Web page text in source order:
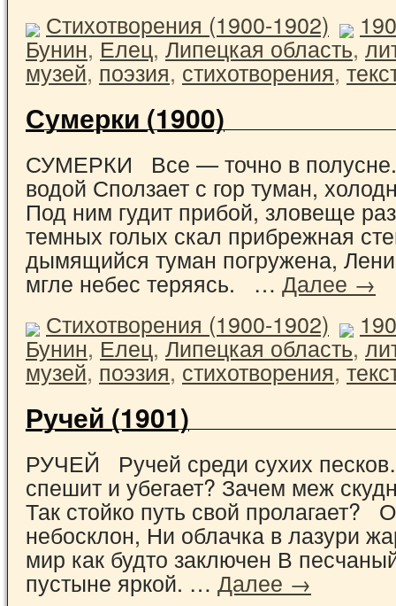
Стихотворения (1900-1902)
Бунин,Елец,Липецкая область,
музей, поэзия,стихотворения,
Сумерки (1900)
СУМЕРКИ Все — точно в
водой Сползает с гор туман,
Под ним гудит прибой, зловеще
темных голых скал прибрежная
дымящийся туман погружена,
мгле небес теряясь. … Далее →
Стихотворения (1900-1902)
Бунин,Елец,Липецкая область,
музей, поэзия,стихотворения,
Ручей (1901)
РУЧЕЙ Ручей среди сухих
спешит и убегает? Зачем меж
Так стойко путь свой пролагает?
небосклон, Ни облачка в лазури
мир как будто заключен В
пустыне яркой. … Далее →